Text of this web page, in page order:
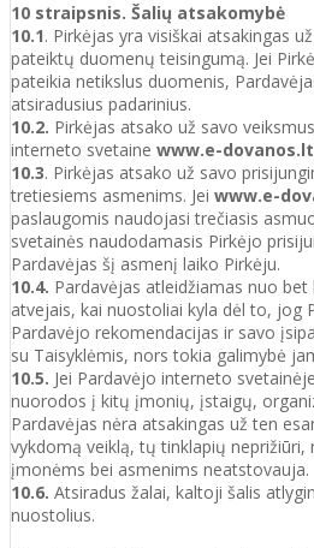
10 straipsnis. Šalių atsakomybė
10.1. Pirkėjas yra visiškai atsakingas
pateiktų duomenų teisingumą. Jei
pateikia netikslus duomenis,
atsiradusius padarinius.
10.2. Pirkėjas atsako už savo
interneto svetaine www.e-dovanos.lt
10.3. Pirkėjas atsako už savo
tretiesiems asmenims. Jei www.e-
paslaugomis naudojasi trečiasis
svetainės naudodamasis Pirkėjo
Pardavėjas šį asmenį laiko Pirkėju.
10.4. Pardavėjas atleidžiamas nuo
atvejais, kai nuostoliai kyla dėl to, jog
Pardavėjo rekomendacijas ir savo
su Taisyklėmis, nors tokia galimybė
10.5. Jei Pardavėjo interneto
nuorodos į kitų įmonių, įstaigų,
Pardavėjas nėra atsakingas už ten
vykdomą veiklą, tų tinklapių
įmonėms bei asmenims neatstovauja.
10.6. Atsiradus žalai, kaltoji šalis
nuostolius.